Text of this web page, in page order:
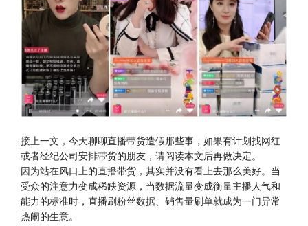
接上一文，今天聊聊直播带货造假那些事，如果有计划找网红
或者经纪公司安排带货的朋友，请阅读本文后再做决定。
因为站在风口上的直播带货，其实并没有看上去那么美好。当
受众的注意力变成稀缺资源，当数据流量变成衡量主播人气和
能力的标准时，直播刷粉丝数据、销售量刷单就成为一门异常
热闹的生意。